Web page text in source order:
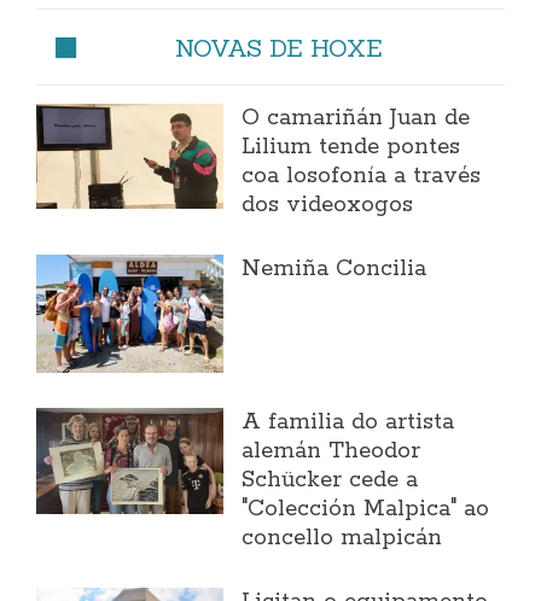
NOVAS DE HOXE
O camariñán Juan de
Lilium tende pontes
coa losofonía a través
dos videoxogos
Nemiña Concilia
A familia do artista
alemán Theodor
Schücker cede a
"Colección Malpica" ao
concello malpicán